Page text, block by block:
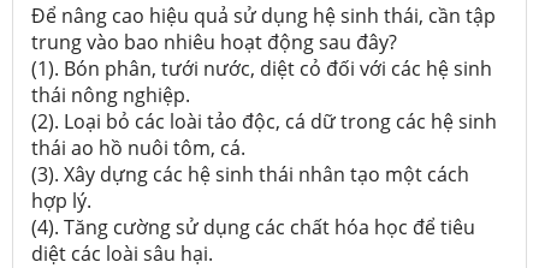
Để nâng cao hiệu quả sử dụng hệ sinh thái, cần tập
trung vào bao nhiêu hoạt động sau đây?
(1). Bón phân, tưới nước, diệt cỏ đối với các hệ sinh
thái nông nghiệp.
(2). Loại bỏ các loài tảo độc, cá dữ trong các hệ sinh
thái ao hồ nuôi tôm, cá.
(3). Xây dựng các hệ sinh thái nhân tạo một cách
hợp lý.
(4). Tăng cường sử dụng các chất hóa học để tiêu
diệt các loài sâu hại.